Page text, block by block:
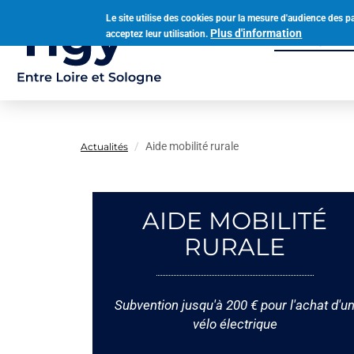
Le site utilise des cookies pour la mesure d'audience des
acceptez leur utilisation. Plus d'information
principal
principale
Municipalité
Actualités Aide mobilité rurale
AIDE MOBILITÉ
RURALE
Subvention jusqu'à 200 € pour l'achat d'un
vélo électrique